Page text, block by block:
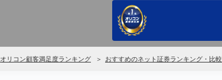
オリコン顧客満足度ランキング おすすめのネット証券ランキング・比較